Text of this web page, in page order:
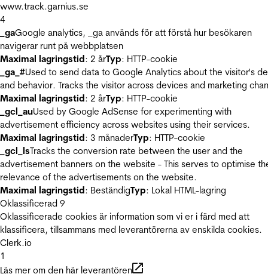
www.track.garnius.se
4
_gaGoogle analytics, _ga används för att förstå hur besökaren
navigerar runt på webbplatsen
Maximal lagringstid: 2 årTyp: HTTP-cookie
_ga_#Used to send data to Google Analytics about the visitor's
and behavior. Tracks the visitor across devices and marketing
Maximal lagringstid: 2 årTyp: HTTP-cookie
_gcl_auUsed by Google AdSense for experimenting with
advertisement efficiency across websites using their services.
Maximal lagringstid: 3 månaderTyp: HTTP-cookie
_gcl_lsTracks the conversion rate between the user and the
advertisement banners on the website - This serves to optimise
relevance of the advertisements on the website.
Maximal lagringstid: BeständigTyp: Lokal HTML-lagring
Oklassificerad 9
Oklassificerade cookies är information som vi er i färd med att
klassificera, tillsammans med leverantörerna av enskilda cookies.
Clerk.io
1
Läs mer om den här leverantören